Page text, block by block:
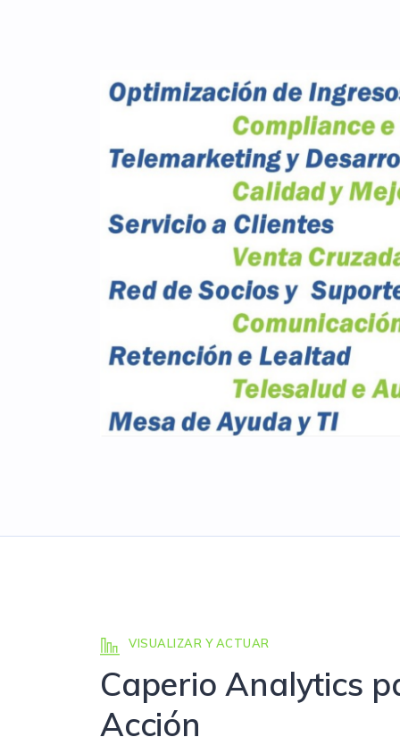
VISUALIZAR Y ACTUAR
Caperio Analytics
Acción